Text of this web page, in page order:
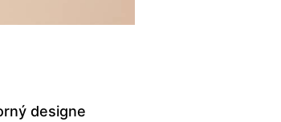
designe